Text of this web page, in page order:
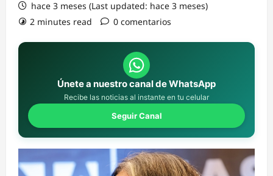
hace 3 meses (Last updated: hace 3 meses)
2 minutes read
0 comentarios
Únete a nuestro canal de WhatsApp
Recibe las noticias al instante en tu celular
Seguir Canal